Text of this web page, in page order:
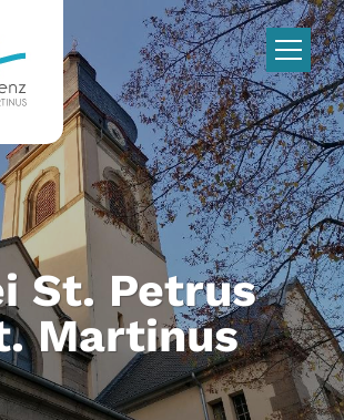
St. Petrus
Martinus